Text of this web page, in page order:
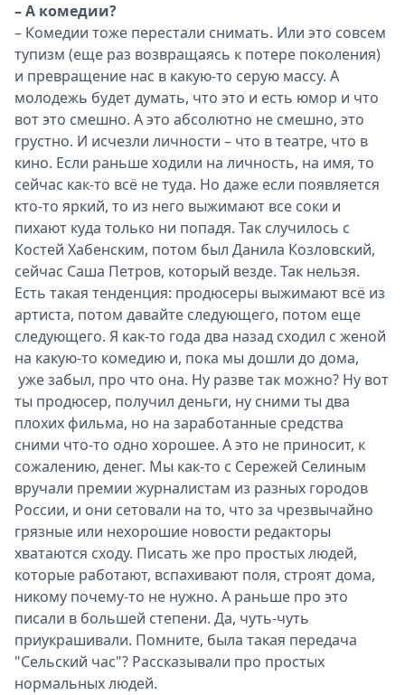
– А комедии?
– Комедии тоже перестали снимать. Или это совсем
тупизм (еще раз возвращаясь к потере поколения)
и превращение нас в какую-то серую массу. А
молодежь будет думать, что это и есть юмор и что
вот это смешно. А это абсолютно не смешно, это
грустно. И исчезли личности – что в театре, что в
кино. Если раньше ходили на личность, на имя, то
сейчас как-то всё не туда. Но даже если появляется
кто-то яркий, то из него выжимают все соки и
пихают куда только ни попадя. Так случилось с
Костей Хабенским, потом был Данила Козловский,
сейчас Саша Петров, который везде. Так нельзя.
Есть такая тенденция: продюсеры выжимают всё из
артиста, потом давайте следующего, потом еще
следующего. Я как-то года два назад сходил с женой
на какую-то комедию и, пока мы дошли до дома,
уже забыл, про что она. Ну разве так можно? Ну вот
ты продюсер, получил деньги, ну сними ты два
плохих фильма, но на заработанные средства
сними что-то одно хорошее. А это не приносит, к
сожалению, денег. Мы как-то с Сережей Селиным
вручали премии журналистам из разных городов
России, и они сетовали на то, что за чрезвычайно
грязные или нехорошие новости редакторы
хватаются сходу. Писать же про простых людей,
которые работают, вспахивают поля, строят дома,
никому почему-то не нужно. А раньше про это
писали в большей степени. Да, чуть-чуть
приукрашивали. Помните, была такая передача
"Сельский час"? Рассказывали про простых
нормальных людей.